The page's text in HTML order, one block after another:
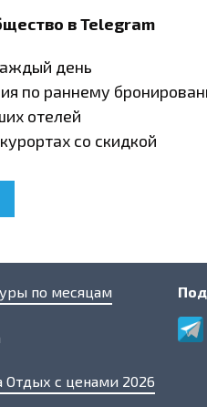
в Telegram
день
по раннему
отелей
со скидкой
по месяцам
Отдых с ценами 2026